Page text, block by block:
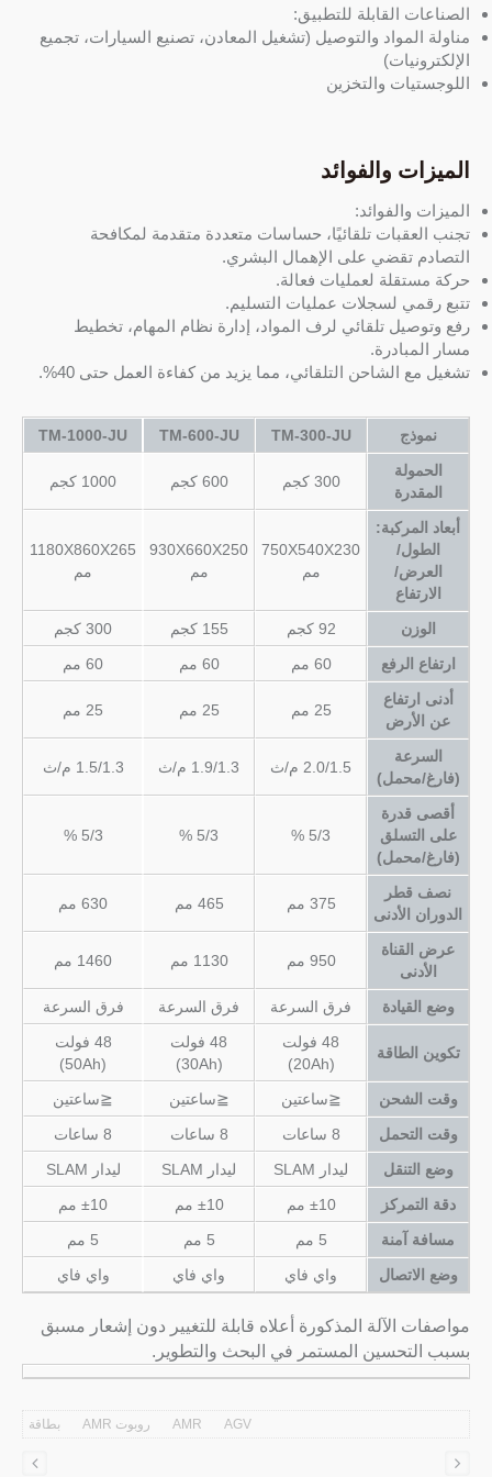
الصناعات القابلة للتطبيق:
مناولة المواد والتوصيل (تشغيل المعادن، تصنيع السيارات، تجميع
الإلكترونيات)
اللوجستيات والتخزين
الميزات والفوائد
الميزات والفوائد:
تجنب العقبات تلقائيًا، حساسات متعددة متقدمة لمكافحة
التصادم تقضي على الإهمال البشري.
حركة مستقلة لعمليات فعالة.
تتبع رقمي لسجلات عمليات التسليم.
رفع وتوصيل تلقائي لرف المواد، إدارة نظام المهام، تخطيط
مسار المبادرة.
تشغيل مع الشاحن التلقائي، مما يزيد من كفاءة العمل حتى 40%.
نموذج TM-300-JU
TM-600-JU
TM-1000-JU
الحمولة
المقدرة
300 كجم 600 كجم 1000 كجم
أبعاد المركبة:
الطول/
العرض/
الارتفاع
750X540X230
مم
930X660X250
مم
1180X860X265
مم
الوزن 92 كجم 155 كجم
300 كجم
ارتفاع الرفع
60 مم 60 مم
60 مم
أدنى ارتفاع
عن الأرض
25 مم 25 مم 25 مم
السرعة
(فارغ/محمل)
2.0/1.5 م/ث 1.9/1.3 م/ث 1.5/1.3 م/ث
أقصى قدرة
على التسلق
(فارغ/محمل)
5/3 %
5/3 %
5/3 %
نصف قطر
الدوران الأدنى
375 مم 465 مم 630 مم
عرض القناة
الأدنى
950 مم 1130 مم 1460 مم
وضع القيادة فرق السرعة فرق السرعة فرق السرعة
تكوين الطاقة
48 فولت
(20Ah)
48 فولت
(30Ah)
48 فولت
(50Ah)
وقت الشحن
≦ساعتين ≦ساعتين
≦ساعتين
وقت التحمل
8 ساعات 8 ساعات
8 ساعات
وضع التنقل
ليدار SLAM ليدار SLAM
ليدار SLAM
دقة التمركز
±10 مم ±10 مم
±10 مم
مسافة آمنة
5 مم 5 مم
5 مم
وضع الاتصال
واي فاي واي فاي واي فاي
مواصفات الآلة المذكورة أعلاه قابلة للتغيير دون إشعار مسبق
بسبب التحسين المستمر في البحث والتطوير.
بطاقة روبوت AMR AMR AGV